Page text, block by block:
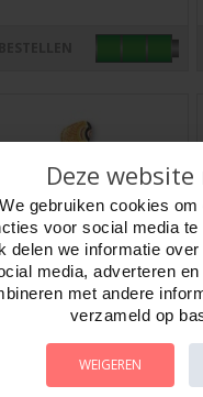
BHOOT
Deze
We gebruiken cookies
voor social media
delen we informatie
media, adverteren
met andere
verzameld op
WEIGEREN